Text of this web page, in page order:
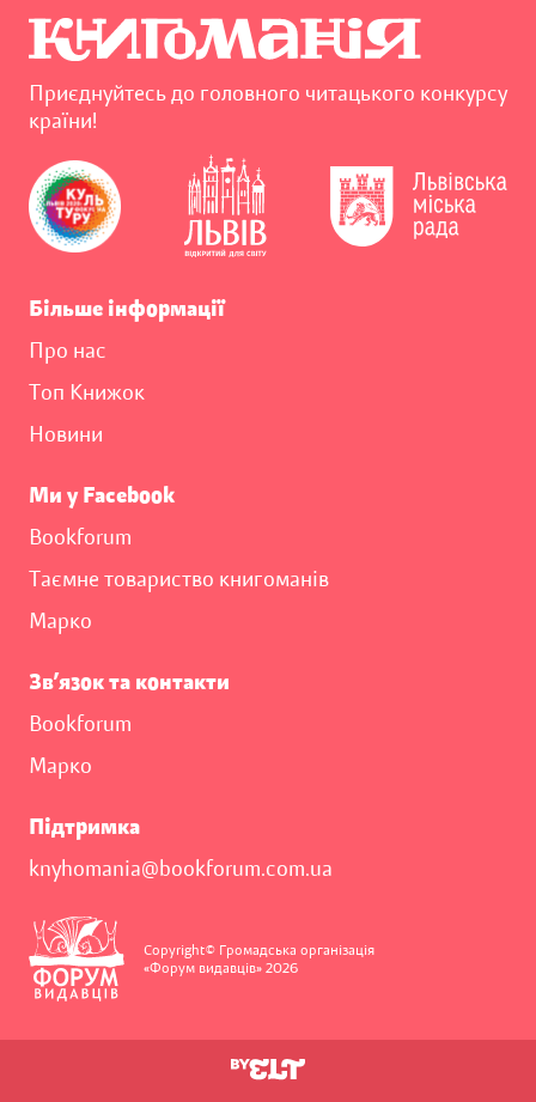
Приєднуйтесь до головного читацького конкурсу
країни!
Більше інформації
Про нас
Топ Книжок
Новини
Ми у Facebook
Bookforum
Таємне товариство книгоманів
Марко
Зв’язок та контакти
Bookforum
Марко
Підтримка
knyhomania@bookforum.com.ua
Copyright© Громадська організація
«Форум видавців» 2026